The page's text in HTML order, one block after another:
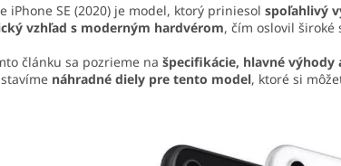
iPhone SE (2020) je model, ktorý priniesol spoľahlivý
vzhľad s moderným hardvérom, čím oslovil široké
článku sa pozrieme na špecifikácie, hlavné výhody
náhradné diely pre tento model, ktoré si